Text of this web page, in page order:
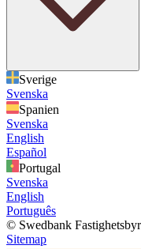
Sverige
Svenska
Spanien
Svenska
English
Español
Portugal
Svenska
English
Português
© Swedbank
Sitemap